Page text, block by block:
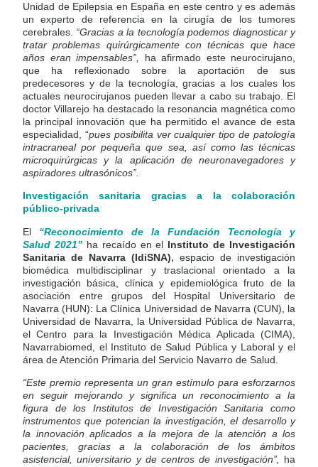
Unidad de Epilepsia en España en este centro y es además
un experto de referencia en la cirugía de los tumores
cerebrales. “Gracias a la tecnología podemos diagnosticar y
tratar problemas quirúrgicamente con técnicas que hace
años eran impensables”,
ha afirmado este neurocirujano,
que ha reflexionado sobre la aportación de sus
predecesores y de la tecnología, gracias a los cuales los
actuales neurocirujanos pueden llevar a cabo su trabajo. El
doctor Villarejo ha destacado la resonancia magnética como
la principal innovación que ha permitido el avance de esta
especialidad, “pues posibilita ver cualquier tipo de patología
intracraneal por pequeña que sea, así como las técnicas
microquirúrgicas y la aplicación de neuronavegadores y
aspiradores ultrasónicos”.
Investigación sanitaria gracias a la colaboración
público-privada
El “Reconocimiento de la Fundación Tecnología y
Salud 2021” ha recaído en el Instituto de Investigación
Sanitaria de Navarra (IdiSNA), espacio de investigación
biomédica multidisciplinar y traslacional orientado a la
investigación básica, clínica y epidemiológica fruto de la
asociación entre grupos del Hospital Universitario de
Navarra (HUN): La Clínica Universidad de Navarra (CUN), la
Universidad de Navarra, la Universidad Pública de Navarra,
el Centro para la Investigación Médica Aplicada (CIMA),
Navarrabiomed, el Instituto de Salud Pública y Laboral y el
área de Atención Primaria del Servicio Navarro de Salud.
“Este premio representa un gran estímulo para esforzarnos
en seguir mejorando y significa un reconocimiento a la
figura de los Institutos de Investigación Sanitaria como
instrumentos que potencian la investigación, el desarrollo y
la innovación aplicados a la mejora de la atención a los
pacientes, gracias a la colaboración de los ámbitos
asistencial, universitario y de centros de investigación”,
ha